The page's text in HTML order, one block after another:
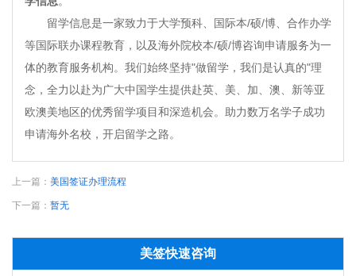
留学信息是一家致力于大学预科、国际本/硕/博、合作办学
等国际联办课程教育，以及海外院校本/硕/博咨询申请服务为一
体的教育服务机构。我们始终坚持"做留学，我们是认真的"理
念，全力以赴为广大中国学生提供赴英、美、加、澳、新等亚
欧澳美地区的优秀留学项目和深造机会。助力数万名学子成功
申请海外名校，开启留学之路。
上一篇： 美国签证办理流程
下一篇： 暂无
美签快速咨询